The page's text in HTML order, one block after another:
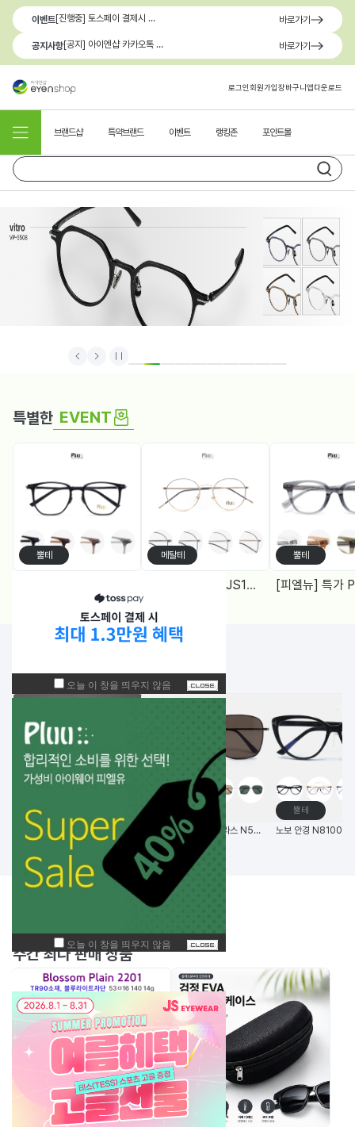
이벤트 [진행중] 토스페이 결제시 최대 1.3만원 혜택 바로가기
공지사항 [공지] 아이엔샵 카카오톡 1:1 문의 채널 이용 안내 바로가기
로그인회원가입장바구니앱다운로드
브랜드샵 특약브랜드 이벤트 랭킹존 포인트몰
Prev Next Stop
특별한 EVENT
뿔테 메탈테
[피엘유] 특가 PJS1988 (50) 메탈원형, 블루라이트 차단렌즈 2Color
뿔테
고글
비츠로만 14G초경량 편광 변색 스포츠고글 (한국생산) 노보 선글라스 N5006 58사이즈 메탈 사각 선글라스
뿔테
주간 최다 판매 상품
기능성안경 가방/케이스